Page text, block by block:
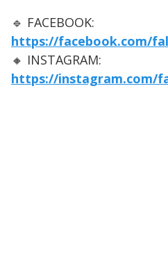
🔹 FACEBOOK:
https://facebook.com/
🔸 INSTAGRAM:
https://instagram.com/